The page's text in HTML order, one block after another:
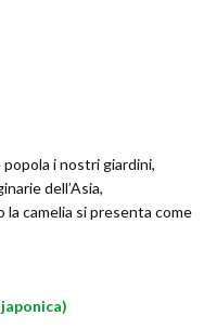
i nostri giardini,
dell’Asia,
la camelia si presenta come